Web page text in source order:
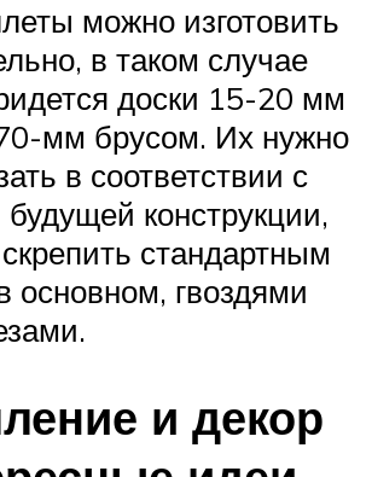
можно изготовить
в таком случае
доски 15-20 мм
мм брусом. Их нужно
в соответствии с
конструкции,
стандартным
основном, гвоздями
и декор